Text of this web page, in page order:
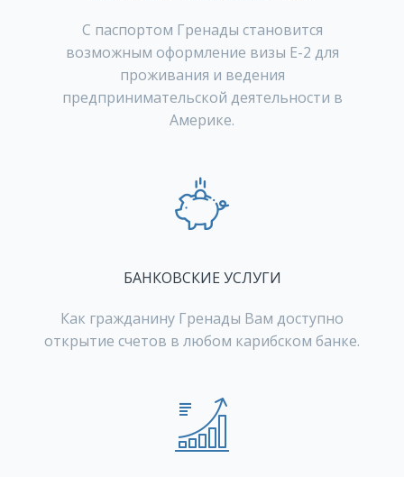
С паспортом Гренады становится
возможным оформление визы E-2 для
проживания и ведения
предпринимательской деятельности в
Америке.
БАНКОВСКИЕ УСЛУГИ
Как гражданину Гренады Вам доступно
открытие счетов в любом карибском банке.